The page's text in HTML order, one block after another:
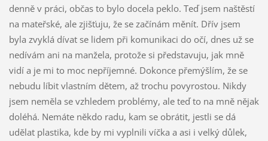
denně v práci, občas to bylo docela peklo. Teď jsem naštěstí
na mateřské, ale zjišťuju, že se začínám měnít. Dřív jsem
byla zvyklá dívat se lidem při komunikaci do očí, dnes už se
nedívám ani na manžela, protože si představuju, jak mně
vidí a je mi to moc nepříjemné. Dokonce přemýšlím, že se
nebudu líbit vlastním dětem, až trochu povyrostou. Nikdy
jsem neměla se vzhledem problémy, ale teď to na mně nějak
doléhá. Nemáte někdo radu, kam se obrátit, jestli se dá
udělat plastika, kde by mi vyplnili víčka a asi i velký důlek,